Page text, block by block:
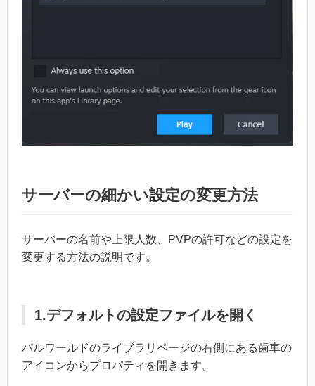
サーバーの細かい設定の変更方法
サーバーの名前や上限人数、PVPの許可などの設定を
変更する方法の説明です。
1.デフォルトの設定ファイルを開く
パルワールドのライブラリページの右側にある歯車の
アイコンからプロパティを開きます。